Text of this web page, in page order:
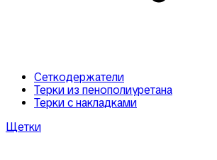
Сеткодержатели
Терки из пенополиуретана
Терки с накладками
Щетки